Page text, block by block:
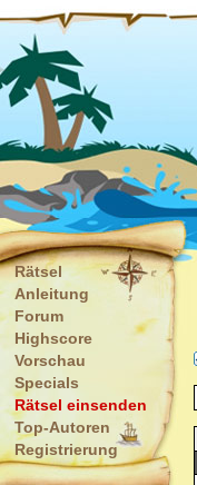
Rätsel
Anleitung
Forum
Highscore
Vorschau
Specials
Rätsel einsenden
Top-Autoren
Registrierung